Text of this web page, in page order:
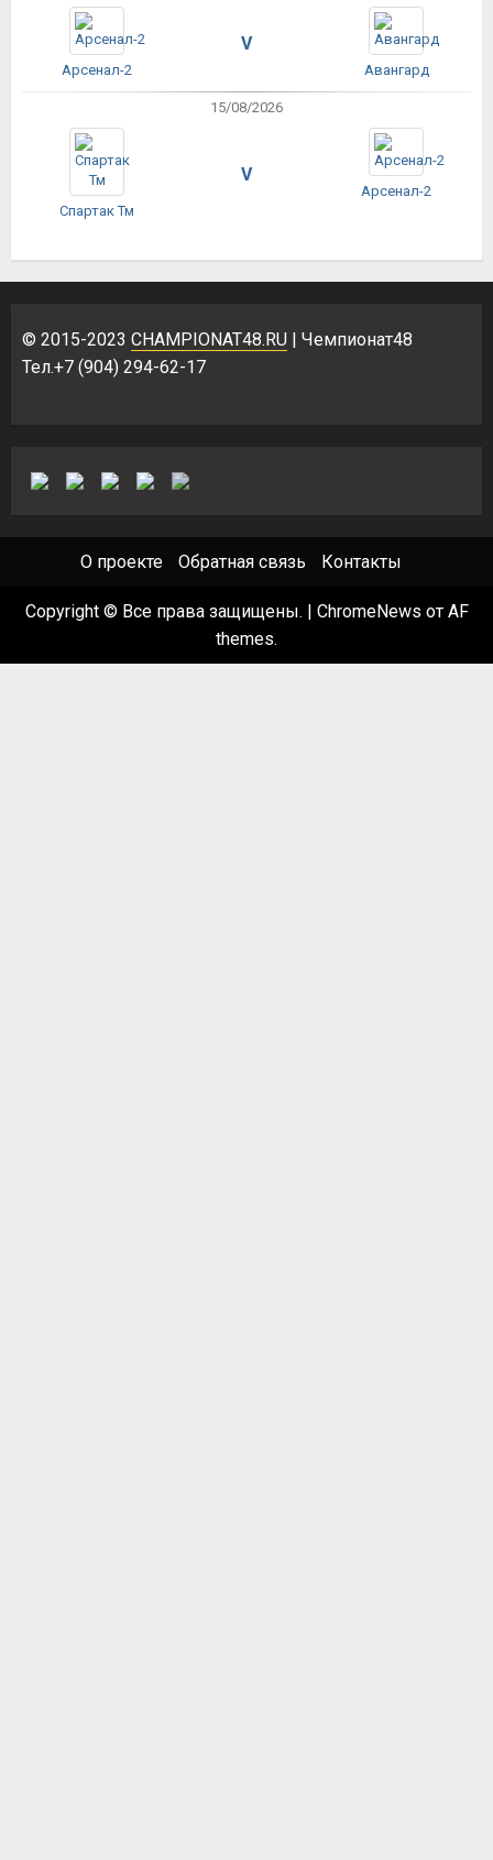
Арсенал-2
V
Авангард
15/08/2026
Спартак Тм
V
Арсенал-2
© 2015-2023 CHAMPIONAT48.RU | Чемпионат48
Тел.+7 (904) 294-62-17
О проекте Обратная связь Контакты
Copyright © Все права защищены. ChromeNews от AF
themes.